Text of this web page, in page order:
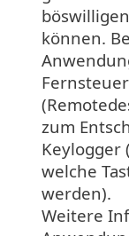
können.
zum
Keylogger
welche
werden).
Weitere